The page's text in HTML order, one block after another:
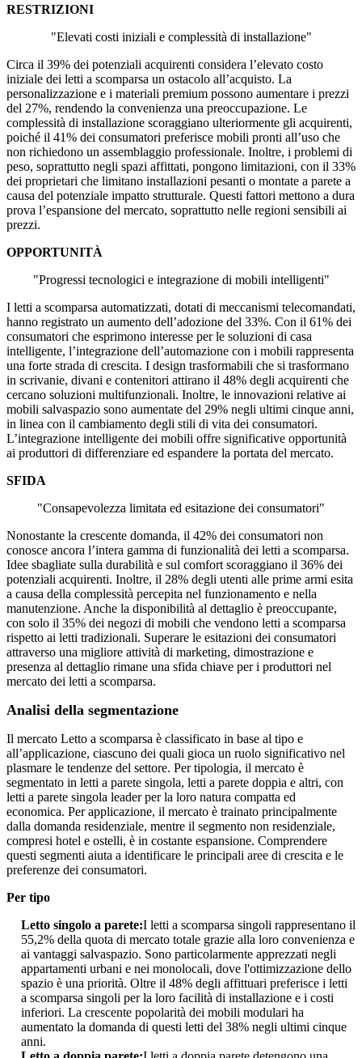
RESTRIZIONI
"Elevati costi iniziali e complessità di installazione"
Circa il 39% dei potenziali acquirenti considera l’elevato costo
iniziale dei letti a scomparsa un ostacolo all’acquisto. La
personalizzazione e i materiali premium possono aumentare i prezzi
del 27%, rendendo la convenienza una preoccupazione. Le
complessità di installazione scoraggiano ulteriormente gli acquirenti,
poiché il 41% dei consumatori preferisce mobili pronti all’uso che
non richiedono un assemblaggio professionale. Inoltre, i problemi di
peso, soprattutto negli spazi affittati, pongono limitazioni, con il 33%
dei proprietari che limitano installazioni pesanti o montate a parete a
causa del potenziale impatto strutturale. Questi fattori mettono a dura
prova l’espansione del mercato, soprattutto nelle regioni sensibili ai
prezzi.
OPPORTUNITÀ
"Progressi tecnologici e integrazione di mobili intelligenti"
I letti a scomparsa automatizzati, dotati di meccanismi telecomandati,
hanno registrato un aumento dell’adozione del 33%. Con il 61% dei
consumatori che esprimono interesse per le soluzioni di casa
intelligente, l’integrazione dell’automazione con i mobili rappresenta
una forte strada di crescita. I design trasformabili che si trasformano
in scrivanie, divani e contenitori attirano il 48% degli acquirenti che
cercano soluzioni multifunzionali. Inoltre, le innovazioni relative ai
mobili salvaspazio sono aumentate del 29% negli ultimi cinque anni,
in linea con il cambiamento degli stili di vita dei consumatori.
L’integrazione intelligente dei mobili offre significative opportunità
ai produttori di differenziare ed espandere la portata del mercato.
SFIDA
"Consapevolezza limitata ed esitazione dei consumatori"
Nonostante la crescente domanda, il 42% dei consumatori non
conosce ancora l’intera gamma di funzionalità dei letti a scomparsa.
Idee sbagliate sulla durabilità e sul comfort scoraggiano il 36% dei
potenziali acquirenti. Inoltre, il 28% degli utenti alle prime armi esita
a causa della complessità percepita nel funzionamento e nella
manutenzione. Anche la disponibilità al dettaglio è preoccupante,
con solo il 35% dei negozi di mobili che vendono letti a scomparsa
rispetto ai letti tradizionali. Superare le esitazioni dei consumatori
attraverso una migliore attività di marketing, dimostrazione e
presenza al dettaglio rimane una sfida chiave per i produttori nel
mercato dei letti a scomparsa.
Analisi della segmentazione
Il mercato Letto a scomparsa è classificato in base al tipo e
all’applicazione, ciascuno dei quali gioca un ruolo significativo nel
plasmare le tendenze del settore. Per tipologia, il mercato è
segmentato in letti a parete singola, letti a parete doppia e altri, con
letti a parete singola leader per la loro natura compatta ed
economica. Per applicazione, il mercato è trainato principalmente
dalla domanda residenziale, mentre il segmento non residenziale,
compresi hotel e ostelli, è in costante espansione. Comprendere
questi segmenti aiuta a identificare le principali aree di crescita e le
preferenze dei consumatori.
Per tipo
Letto singolo a parete:I letti a scomparsa singoli rappresentano il
55,2% della quota di mercato totale grazie alla loro convenienza e
ai vantaggi salvaspazio. Sono particolarmente apprezzati negli
appartamenti urbani e nei monolocali, dove l'ottimizzazione dello
spazio è una priorità. Oltre il 48% degli affittuari preferisce i letti
a scomparsa singoli per la loro facilità di installazione e i costi
inferiori. La crescente popolarità dei mobili modulari ha
aumentato la domanda di questi letti del 38% negli ultimi cinque
anni.